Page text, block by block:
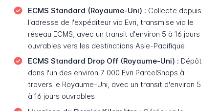
ECMS Standard (Royaume-Uni) : Collecte depuis
l'adresse de l'expéditeur via Evri, transmise via le
réseau ECMS, avec un transit d'environ 5 à 16 jours
ouvrables vers les destinations Asie-Pacifique
ECMS Standard Drop Off (Royaume-Uni) : Dépôt
dans l'un des environ 7 000 Evri ParcelShops à
travers le Royaume-Uni, avec un transit d'environ 5
à 16 jours ouvrables